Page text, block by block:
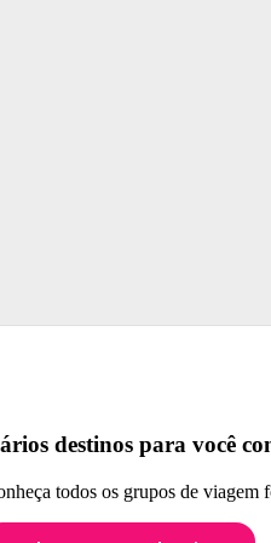
destinos para você
todos os grupos de viagem